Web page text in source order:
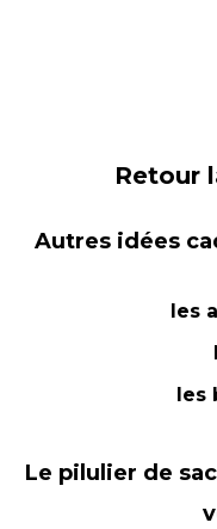
Retour
Autres idées
les
les
Le pilulier de